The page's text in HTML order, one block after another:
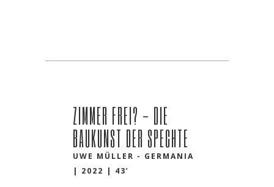
ZIMMER FREI? - DIE
BAUKUNST DER SPECHTE
UWE MÜLLER - GERMANIA
| 2022 | 43’